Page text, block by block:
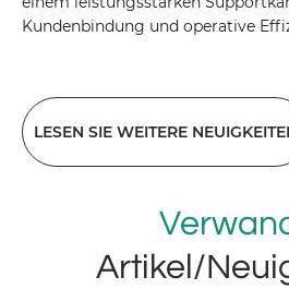
Kundenbindung und operative
LESEN SIE WEITERE
Artikel/